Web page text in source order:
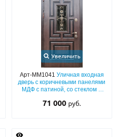
Увеличить
Арт-ММ1041 Уличная входная
дверь с коричневыми панелями
МДФ с патиной, со стеклом и
дома
71 000 руб.